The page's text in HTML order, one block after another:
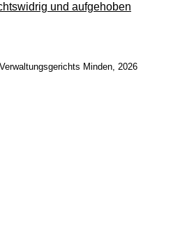
und aufgehoben
Minden, 2026